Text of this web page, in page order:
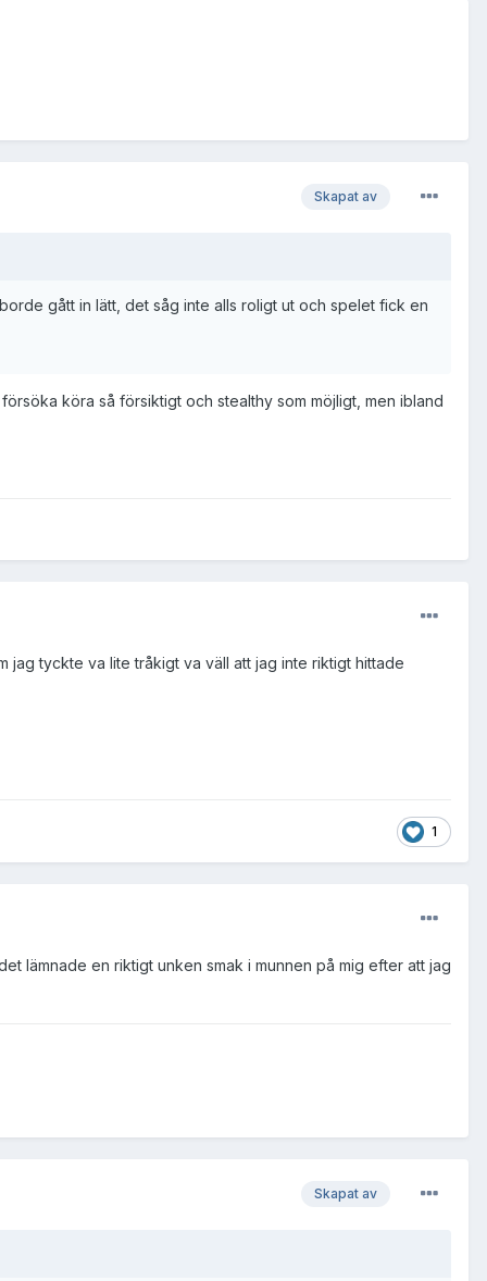
Skapat av
gått in lätt, det såg inte alls roligt ut och spelet fick en
köra så försiktigt och stealthy som möjligt, men ibland
tyckte va lite tråkigt va väll att jag inte riktigt hittade
1
lämnade en riktigt unken smak i munnen på mig efter att jag
Skapat av